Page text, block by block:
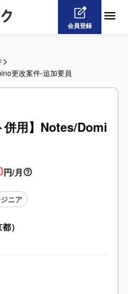
会員登録
>
更改案件-追加要員
併用】Notes/Domi
円/月
ニア
）